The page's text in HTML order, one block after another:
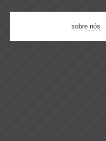
sobre nós